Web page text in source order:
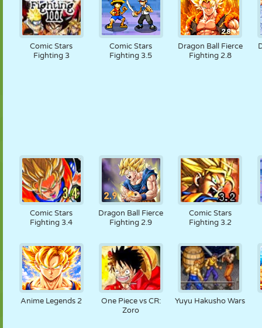
Comic Stars
Fighting 3
Comic Stars
Fighting 3.5
Dragon Ball Fierce
Fighting 2.8
Comic Stars
Fighting 3.4
Dragon Ball Fierce
Fighting 2.9
Comic Stars
Fighting 3.2
Anime Legends 2
One Piece vs CR:
Zoro
Yuyu Hakusho Wars